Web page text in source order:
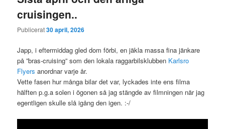
cruisingen..
Publicerat30 april, 2026
Japp, i eftermiddag gled dom förbi, en jäkla massa fina jänkare
på ”bras-cruising” som den lokala raggarbilsklubben Karlsro
Flyers anordnar varje år.
Vette fasen hur många bilar det var, lyckades inte ens filma
hälften p.g.a solen i ögonen så jag stängde av filmningen när jag
egentligen skulle slå igång den igen. :-/